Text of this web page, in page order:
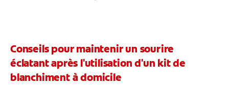
Conseils pour maintenir un sourire
éclatant après l'utilisation d'un kit de
blanchiment à domicile